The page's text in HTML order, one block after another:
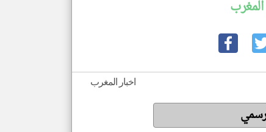
اخبار المغرب